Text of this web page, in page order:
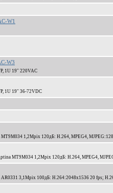
W1
W3
1U 19" 220VAC
1U 19" 36-72VDC
1,2Mpix 120дБ: H.264, MPEG4,
MT9M034 1,2Mpix 120дБ: H.264, MPEG4,
3,1Mpix 100дБ: H.264:2048x1536 20 fps;